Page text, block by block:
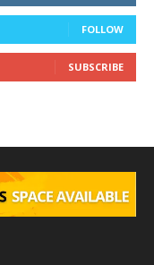
FOLLOW
SUBSCRIBE